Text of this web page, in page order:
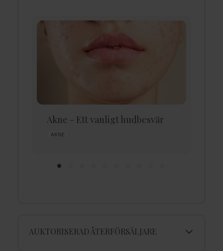
Akne - Ett vanligt hudbesvär
AKNE
AUKTORISERAD ÅTERFÖRSÄLJARE